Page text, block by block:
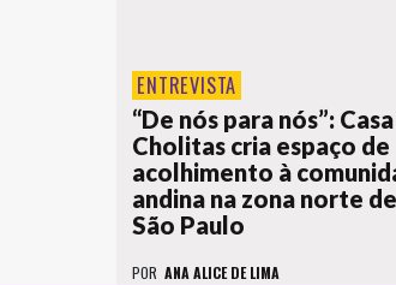
ENTREVISTA
“De nós para nós”:
Cholitas cria espaço de
acolhimento à
andina na zona norte de
São Paulo
POR ANA ALICE DE LIMA